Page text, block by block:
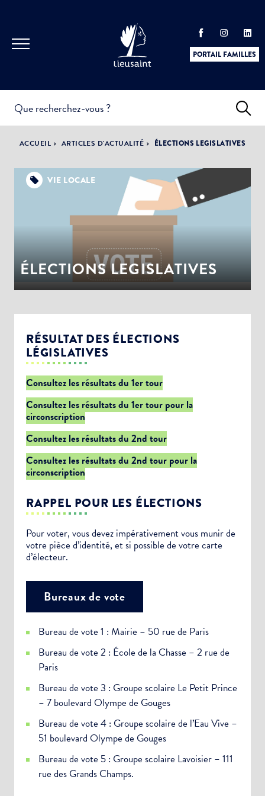
PORTAIL FAMILLES
PRATIQUES &
DÉMARCHES
ACTUALITÉS &
ÉVÈNEMENTS
LA VILLE
DÉMOCRATIE
PARTICIPATIVE
ACCUEIL ARTICLES D'ACTUALITÉ ÉLECTIONS LEGISLATIVES
VIE LOCALE
ÉLECTIONS LEGISLATIVES
RÉSULTAT DES ÉLECTIONS
LÉGISLATIVES
Consultez les résultats du 1er tour
Consultez les résultats du 1er tour pour la
circonscription
Consultez les résultats du 2nd tour
Consultez les résultats du 2nd tour pour la
circonscription
RAPPEL POUR LES ÉLECTIONS
Pour voter, vous devez impérativement vous munir de
votre pièce d’identité, et si possible de votre carte
d’électeur.
Bureaux de vote
Bureau de vote 1 : Mairie – 50 rue de Paris
Bureau de vote 2 : École de la Chasse – 2 rue de
Paris
Bureau de vote 3 : Groupe scolaire Le Petit Prince
– 7 boulevard Olympe de Gouges
Bureau de vote 4 : Groupe scolaire de l’Eau Vive –
51 boulevard Olympe de Gouges
Bureau de vote 5 : Groupe scolaire Lavoisier – 111
rue des Grands Champs.